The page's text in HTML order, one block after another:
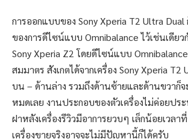
การออกแบบของ Sony Xperia T2 Ultra Dual
ของการดีไซน์แบบ Omnibalance ไว้เช่นเดียว
Sony Xperia Z2 โดยดีไซน์แบบ
สมมาตร สังเกตได้จากเครื่อง Sony Xperia
บน – ด้านล่าง รวมถึงด้านซ้ายและด้านขวาก็
หมดเลย งานประกอบของตัวเครื่องไม่ค่อยปร
ฝาหลังเครื่องรีวิวมีอาการยวบๆ เล็กน้อยเวลา
เครื่องขายจริงอาจจะไม่มีปัญหานี้ก็ได้ครับ